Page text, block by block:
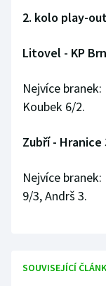
2. kolo play-
Litovel - KP
Nejvíce
Koubek 6/2.
Zubří - Hranice
Nejvíce
9/3, Andrš 3.
SOUVISEJÍCÍ